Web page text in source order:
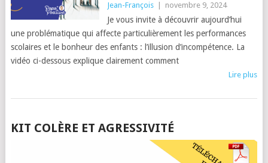
Jean-François novembre 9, 2024
Je vous invite à découvrir aujourd’hui
une problématique qui affecte particulièrement les performances
scolaires et le bonheur des enfants : l’illusion d’incompétence. La
vidéo ci-dessous explique clairement comment
Lire plus
POSTS
KIT COLÈRE ET AGRESSIVITÉ